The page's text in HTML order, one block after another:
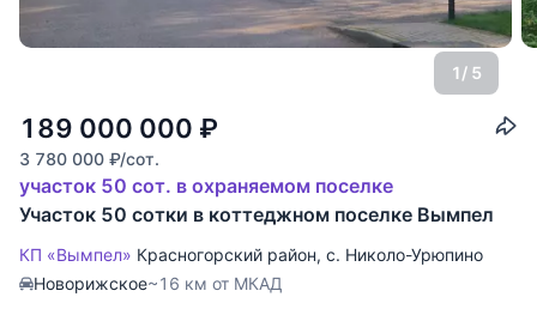
1/ 5
189 000 000 ₽
3 780 000 ₽/сот.
участок 50 сот. в охраняемом поселке
Участок 50 сотки в коттеджном поселке Вымпел
КП «Вымпел» Красногорский район, с. Николо-Урюпино
Новорижское~16 км от МКАД